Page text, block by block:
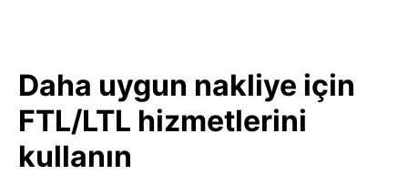
Daha uygun nakliye için
FTL/LTL hizmetlerini
kullanın